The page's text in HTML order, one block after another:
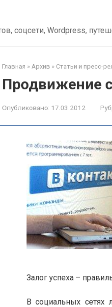
соцсети, Wordpress,
Главная » Архив » Статьи и пресс-
Продвижение
Опубликовано: 17.03.2012
Залог успеха –
В социальных сетях